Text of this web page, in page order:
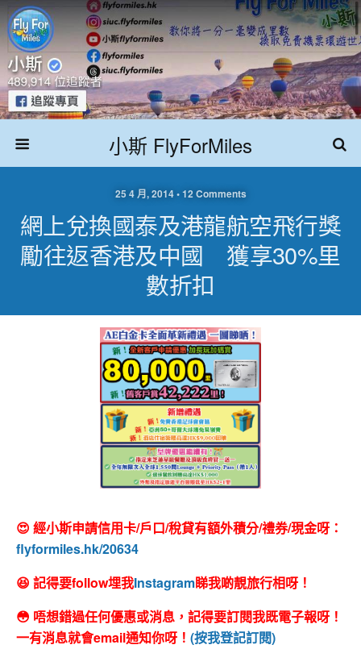
小斯 FlyForMiles
25 4 月, 2014 • 12 Comments
網上兌換國泰及港龍航空飛行獎
勵往返香港及中國 獲享30%里
數折扣
😍 經小斯申請信用卡/戶口/稅貸有額外積分/禮券/現金呀：
flyformiles.hk/20634
😆 記得要follow埋我Instagram睇我啲靚旅行相呀！
😳 唔想錯過任何優惠或消息，記得要訂閱我既電子報呀！
一有消息就會email通知你呀！ (按我登記訂閱)